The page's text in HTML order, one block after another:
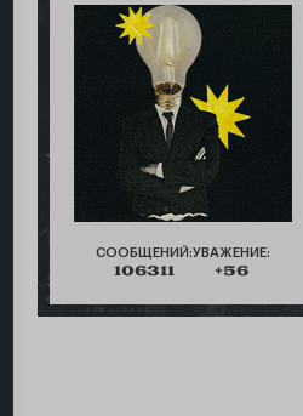
СООБЩЕНИЙ:
106311
УВАЖЕНИЕ:
+56